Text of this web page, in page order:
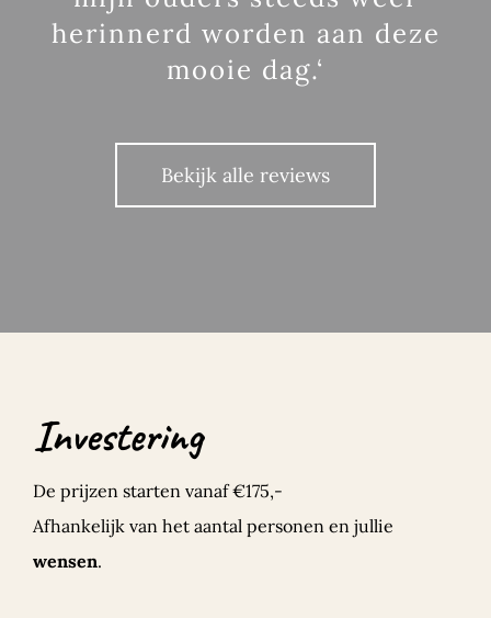
herinnerd worden aan deze
mooie dag.‘
Bekijk alle reviews
Investering
De prijzen starten vanaf €175,-
Afhankelijk van het aantal personen en jullie
wensen.